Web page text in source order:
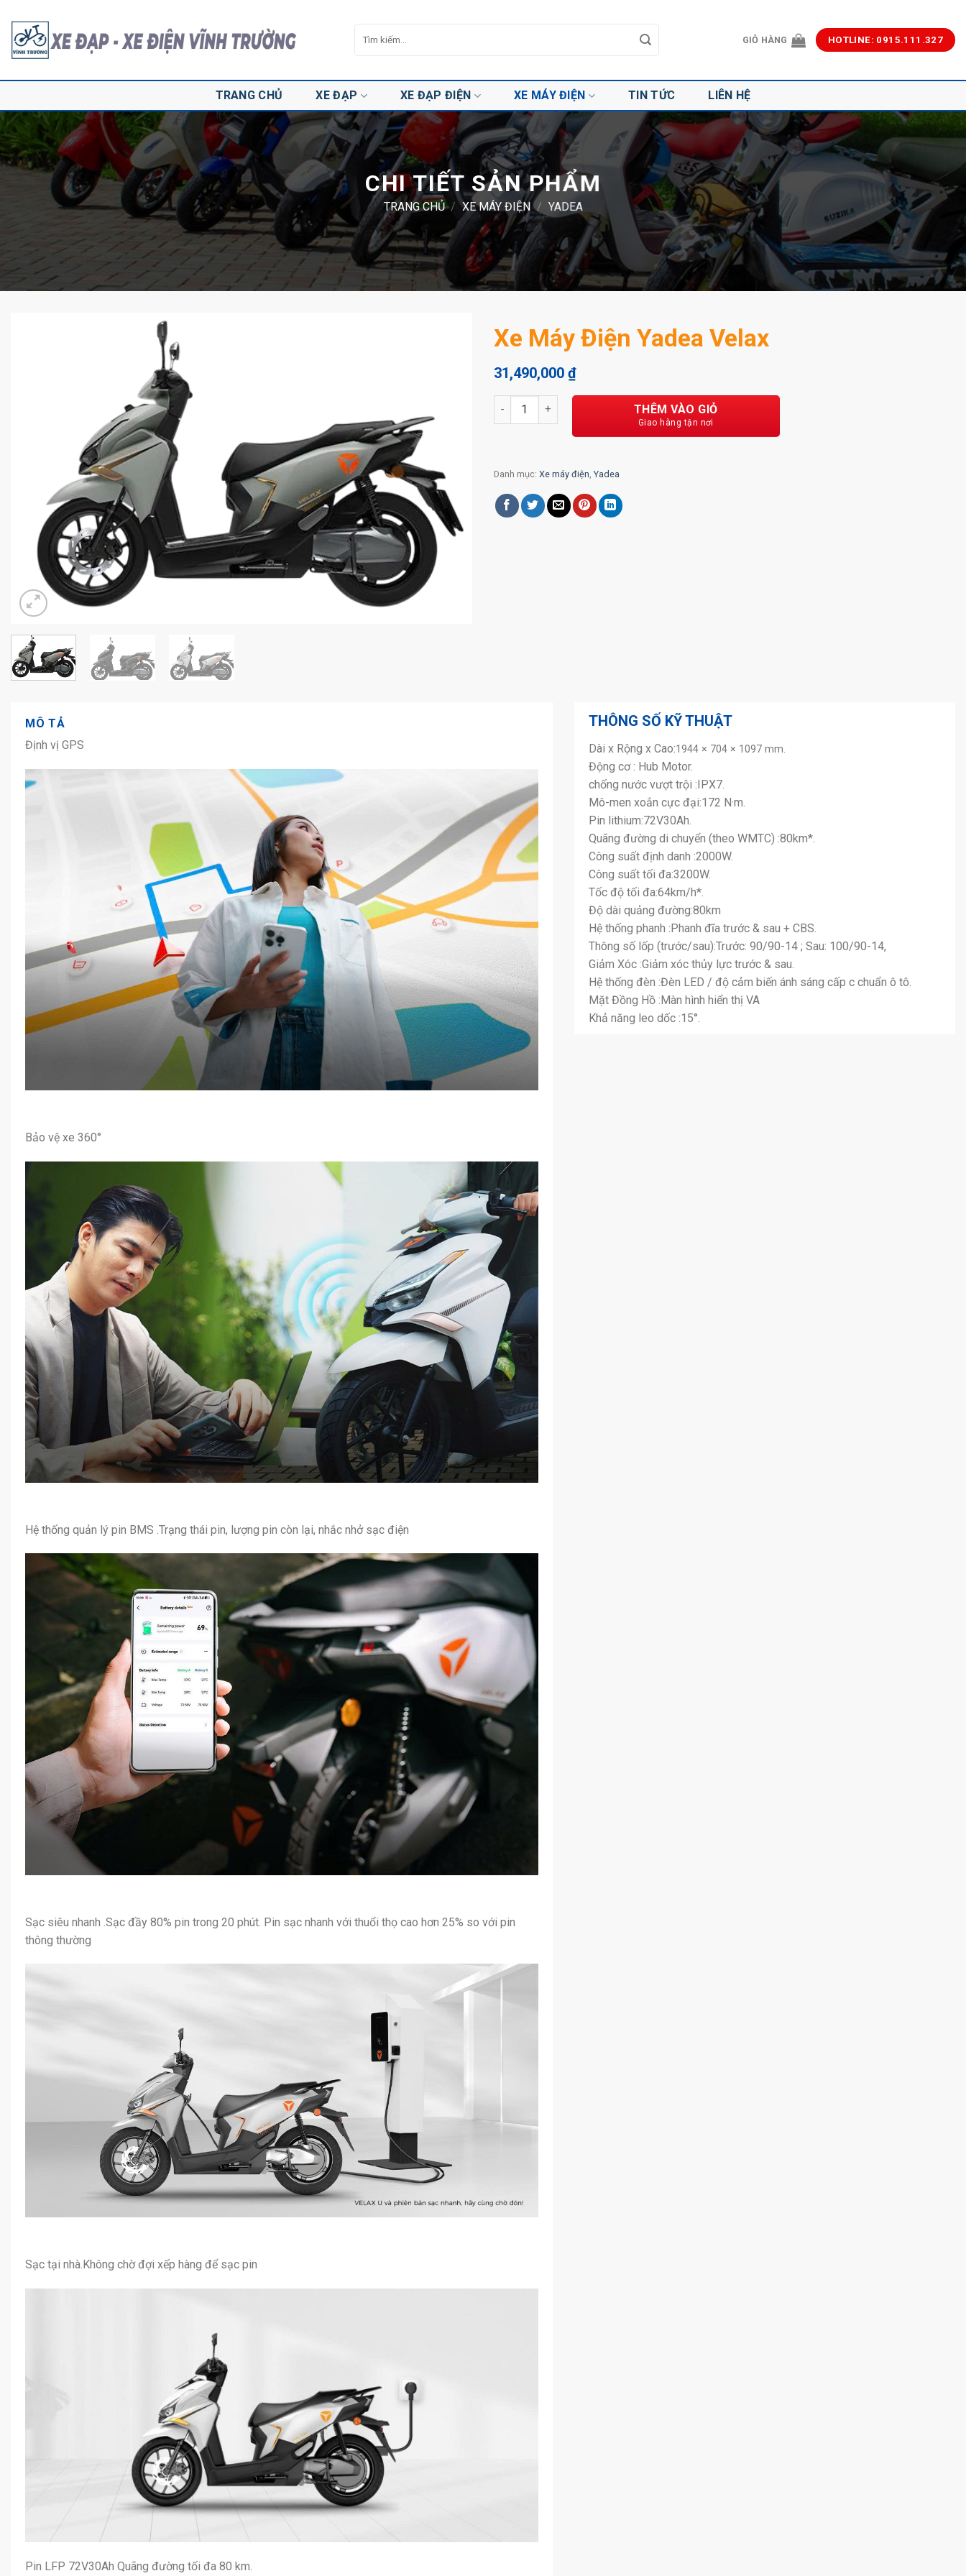
content
kiếm:
GIỎ HÀNG HOTLINE: 0915.111.327
TRANG CHỦ XE ĐẠP XE ĐẠP ĐIỆN XE MÁY ĐIỆN TIN TỨC LIÊN HỆ
CHI TIẾT SẢN PHẨM
TRANG CHỦ / XE MÁY ĐIỆN / YADEA
Xe Máy Điện Yadea Velax
31,490,000 ₫
Xe Máy Điện Yadea Velax số lượngTHÊM VÀO GIỎ
Danh mục: Xe máy điện Yadea
MÔ TẢ
Định vị GPS
Bảo vệ xe 360°
Hệ thống quản lý pin BMS .Trạng thái pin, lượng pin còn lại, nhắc nhở sạc điện
Sạc siêu nhanh .Sạc đầy 80% pin trong 20 phút. Pin sạc nhanh với thuổi thọ cao hơn 25% so với pin
thông thường
Sạc tại nhà.Không chờ đợi xếp hàng để sạc pin
Pin LFP 72V30Ah Quãng đường tối đa 80 km.
THÔNG SỐ KỸ THUẬT
Dài x Rộng x Cao:1944 × 704 × 1097 mm.
Động cơ : Hub Motor.
chống nước vượt trội :IPX7.
Mô-men xoắn cực đại:172 N·m.
Pin lithium:72V30Ah.
Quãng đường di chuyển (theo WMTC) :80km*.
Công suất định danh :2000W.
Công suất tối đa:3200W.
Tốc độ tối đa:64km/h*.
Độ dài quảng đường:80km
Hệ thống phanh :Phanh đĩa trước & sau + CBS.
Thông số lốp (trước/sau):Trước: 90/90-14 ; Sau: 100/90-14,
Giảm Xóc :Giảm xóc thủy lực trước & sau.
Hệ thống đèn :Đèn LED / độ cảm biến ánh sáng cấp c chuẩn ô tô.
Mặt Đồng Hồ :Màn hình hiển thị VA
Khả năng leo dốc :15°.